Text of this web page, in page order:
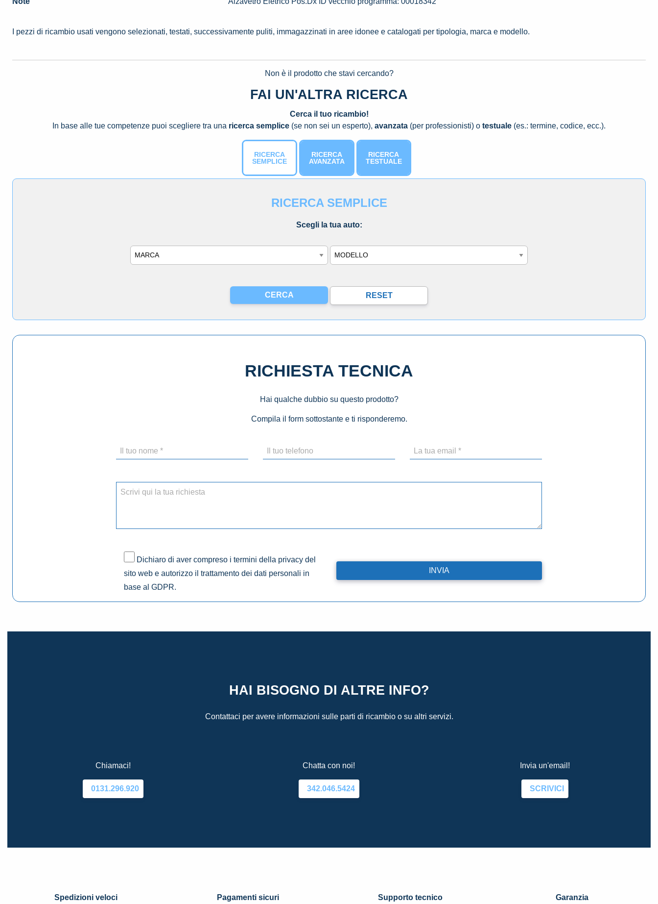
I pezzi di ricambio usati vengono selezionati, testati, successivamente puliti, immagazzinati in aree idonee e catalogati per tipologia, marca e modello.
Non è il prodotto che stavi cercando?
FAI UN'ALTRA RICERCA
Cerca il tuo ricambio!
In base alle tue competenze puoi scegliere tra una ricerca semplice (se non sei un esperto), avanzata (per professionisti) o testuale (es.: termine, codice, ecc.).
RICERCA
SEMPLICE
RICERCA
AVANZATA
RICERCA
TESTUALE
RICERCA SEMPLICE
Scegli la tua auto:
Marca Modello
RICHIESTA TECNICA
Hai qualche dubbio su questo prodotto?
Compila il form sottostante e ti risponderemo.
Dichiaro di aver compreso i termini della privacy del
sito web e autorizzo il trattamento dei dati personali in
base al GDPR.
HAI BISOGNO DI ALTRE INFO?
Contattaci per avere informazioni sulle parti di ricambio o su altri servizi.
Chiamaci!
0131.296.920
Chatta con noi!
342.046.5424
Invia un'email!
SCRIVICI
Spedizioni veloci
Pagamenti sicuri
Supporto tecnico
Garanzia